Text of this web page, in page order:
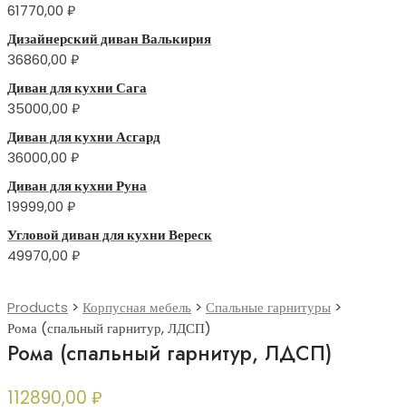
61770,00 ₽
Дизайнерский диван Валькирия
36860,00 ₽
Диван для кухни Сага
35000,00 ₽
Диван для кухни Асгард
36000,00 ₽
Диван для кухни Руна
19999,00 ₽
Угловой диван для кухни Вереск
49970,00 ₽
Products > Корпусная мебель > Спальные гарнитуры >
Рома (спальный гарнитур, ЛДСП)
Рома (спальный гарнитур, ЛДСП)
112890,00 ₽